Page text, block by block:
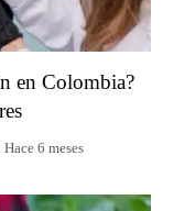
en Colombia?
Hace 6 meses